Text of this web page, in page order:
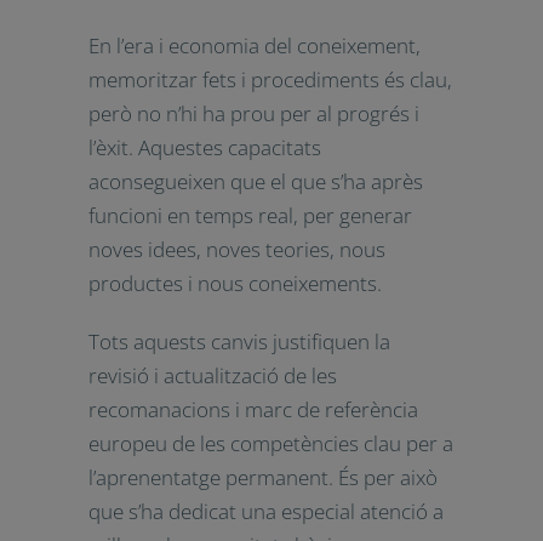
d’aprenentatge en una societat
cada vegada més mòbil i digital
En l’era i economia del coneixement,
memoritzar fets i procediments és
clau, però no n’hi ha prou per al
progrés i l’èxit. Aquestes capacitats
aconsegueixen que el que s’ha après
funcioni en temps real, per generar
noves idees, noves teories, nous
productes i nous coneixements.
Tots aquests canvis justifiquen la
revisió i actualització de les